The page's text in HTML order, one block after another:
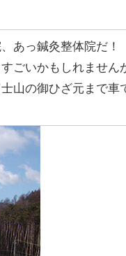
あっ鍼灸整体院だ！
ごいかもしれません
山の御ひざ元まで車